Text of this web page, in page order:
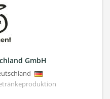
GmbH